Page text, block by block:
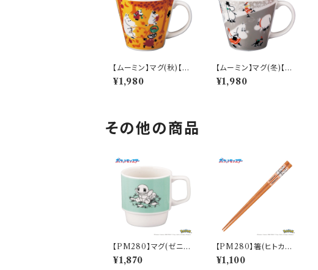
【ムーミン】マグ(秋)【M
M9600】MM9603-1
1
¥1,980
【ムーミン】マグ(冬)【M
M9600】MM9604-1
1
¥1,980
その他の商品
【PM280】マグ(ゼニガ
メ)【Daily Sketch】PM
283-11
¥1,870
【PM280】箸(ヒトカゲ)
【Daily Sketch】PM2
82-840
¥1,100